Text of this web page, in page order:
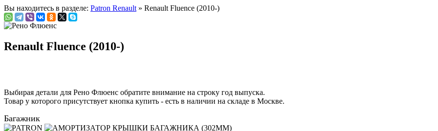
Вы находитесь в разделе: Patron Renault » Renault Fluence (2010-)
Renault Fluence (2010-)
Выбирая детали для Рено Флюенс обратите внимание на строку год выпуска.
Товар у которого присутствует кнопка купить - есть в наличии на складе в Москве.
Багажник